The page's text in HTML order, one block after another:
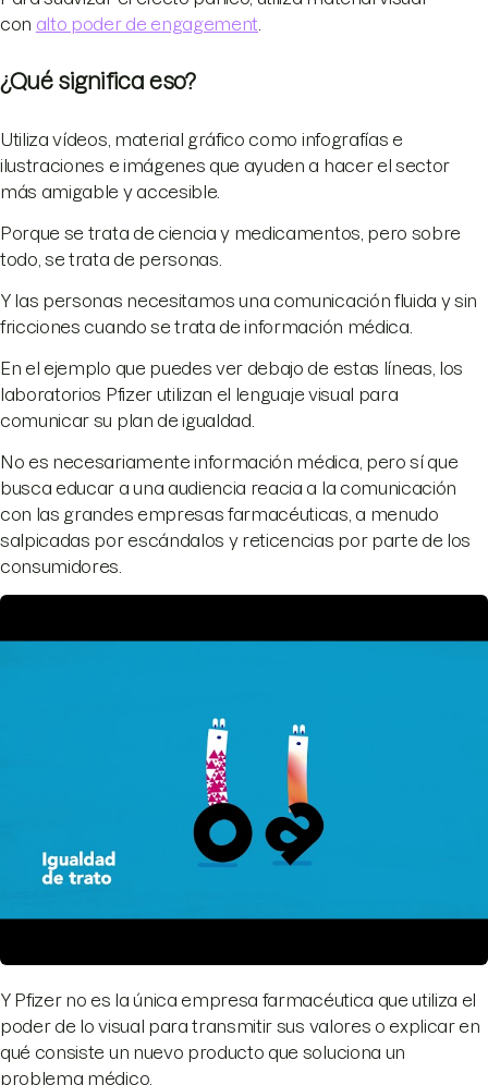
con alto poder de engagement
¿Qué significa eso?
Utiliza vídeos, material gráfico como infografías e
ilustraciones e imágenes que ayuden a hacer el sector
más amigable y accesible.
Porque se trata de ciencia y medicamentos, pero sobre
todo, se trata de personas.
Y las personas necesitamos una comunicación fluida y sin
fricciones cuando se trata de información médica.
En el ejemplo que puedes ver debajo de estas líneas, los
laboratorios Pfizer utilizan el lenguaje visual para
comunicar su plan de igualdad.
No es necesariamente información médica, pero sí que
busca educar a una audiencia reacia a la comunicación
con las grandes empresas farmacéuticas, a menudo
salpicadas por escándalos y reticencias por parte de los
consumidores.
Y Pfizer no es la única empresa farmacéutica que utiliza el
poder de lo visual para transmitir sus valores o explicar en
qué consiste un nuevo producto que soluciona un
problema médico.